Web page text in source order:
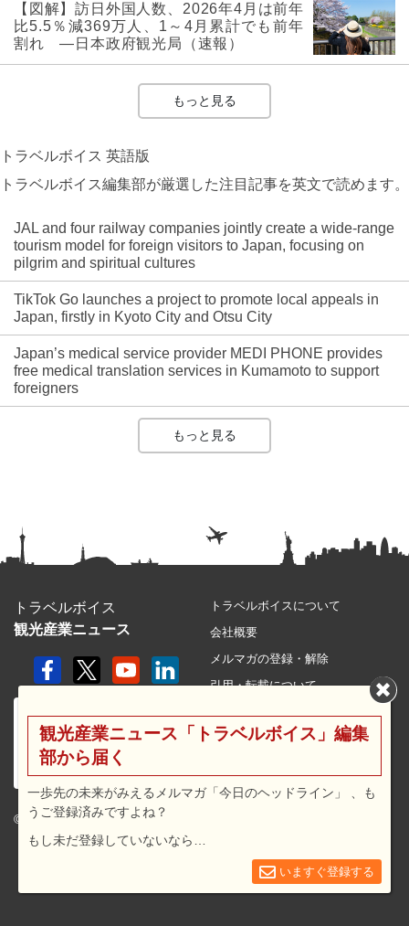
【図解】訪日外国人数、2026年4月は前年
比5.5％減369万人、1～4月累計でも前年
割れ ―日本政府観光局（速報）
もっと見る
トラベルボイス 英語版
トラベルボイス編集部が厳選した注目記事を英文で読めます。
JAL and four railway companies jointly create a wide-range
tourism model for foreign visitors to Japan, focusing on
pilgrim and spiritual cultures
TikTok Go launches a project to promote local appeals in
Japan, firstly in Kyoto City and Otsu City
Japan’s medical service provider MEDI PHONE provides
free medical translation services in Kumamoto to support
foreigners
もっと見る
トラベルボイス
観光産業ニュース
© 2026 travel voice.
トラベルボイスについて
会社概要
メルマガの登録・解除
引用・転載について
利用規約
広告メニュー・料金
観光産業ニュース「トラベルボイス」編集
部から届く
一歩先の未来がみえるメルマガ「今日のヘッドライン」 、も
うご登録済みですよね？
もし未だ登録していないなら…
いますぐ登録する